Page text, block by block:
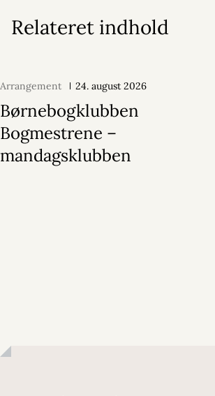
Relateret indhold
Arrangement 24. august 2026
Børnebogklubben
Bogmestrene –
mandagsklubben